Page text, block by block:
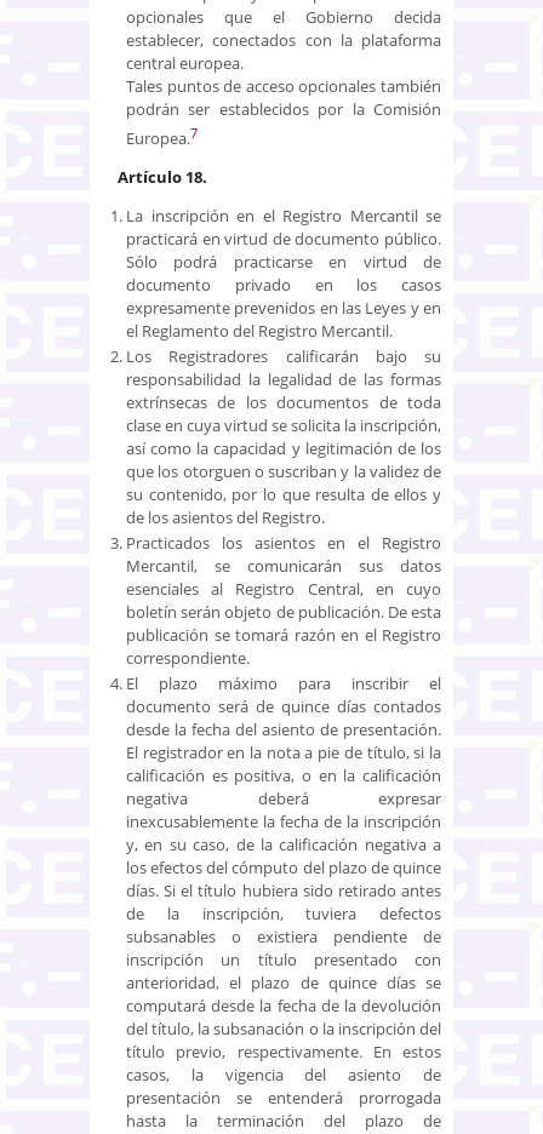
opcionales que el Gobierno decida
establecer, conectados con la plataforma
central europea.
Tales puntos de acceso opcionales también
podrán ser establecidos por la Comisión
Europea.7
Artículo 18.
La inscripción en el Registro Mercantil se
practicará en virtud de documento público.
Sólo podrá practicarse en virtud de
documento privado en los casos
expresamente prevenidos en las Leyes y en
el Reglamento del Registro Mercantil.
Los Registradores calificarán bajo su
responsabilidad la legalidad de las formas
extrínsecas de los documentos de toda
clase en cuya virtud se solicita la inscripción,
así como la capacidad y legitimación de los
que los otorguen o suscriban y la validez de
su contenido, por lo que resulta de ellos y
de los asientos del Registro.
Practicados los asientos en el Registro
Mercantil, se comunicarán sus datos
esenciales al Registro Central, en cuyo
boletín serán objeto de publicación. De esta
publicación se tomará razón en el Registro
correspondiente.
El plazo máximo para inscribir el
documento será de quince días contados
desde la fecha del asiento de presentación.
El registrador en la nota a pie de título, si la
calificación es positiva, o en la calificación
negativa deberá expresar
inexcusablemente la fecha de la inscripción
y, en su caso, de la calificación negativa a
los efectos del cómputo del plazo de quince
días. Si el título hubiera sido retirado antes
de la inscripción, tuviera defectos
subsanables o existiera pendiente de
inscripción un título presentado con
anterioridad, el plazo de quince días se
computará desde la fecha de la devolución
del título, la subsanación o la inscripción del
título previo, respectivamente. En estos
casos, la vigencia del asiento de
presentación se entenderá prorrogada
hasta la terminación del plazo de